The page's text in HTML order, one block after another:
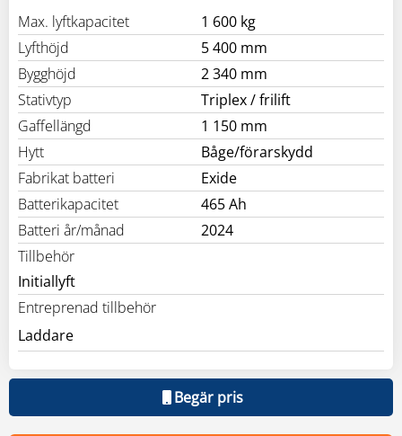
Max. lyftkapacitet
1 600 kg
Lyfthöjd
5 400 mm
Bygghöjd
2 340 mm
Stativtyp
Triplex / frilift
Gaffellängd
1 150 mm
Hytt
Båge/förarskydd
Fabrikat batteri
Exide
Batterikapacitet
465 Ah
Batteri år/månad
2024
Tillbehör
Initiallyft
Entreprenad tillbehör
Laddare
Begär pris